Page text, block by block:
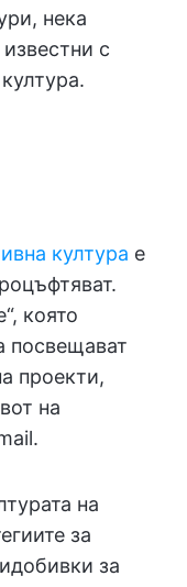
нека
с
култура е
която
посвещават
проекти,
на
на
за
за